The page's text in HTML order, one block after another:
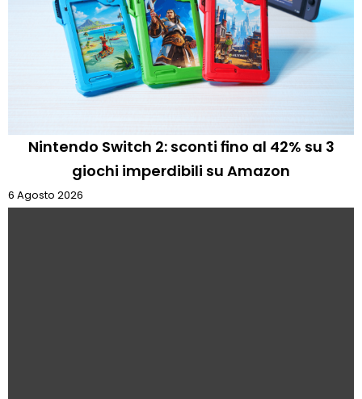
Nintendo Switch 2: sconti fino al 42% su 3
giochi imperdibili su Amazon
6 Agosto 2026